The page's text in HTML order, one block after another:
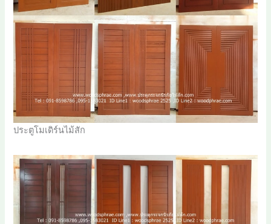
ประตูโมเดิร์นไม้สัก